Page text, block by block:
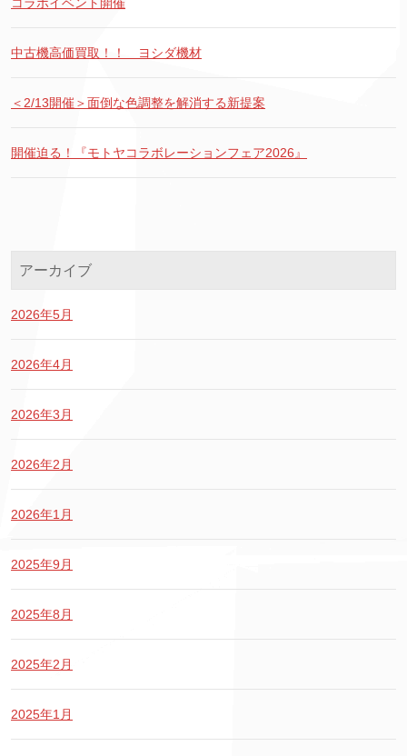
中古機高価買取！！ ヨシダ機材
＜2/13開催＞面倒な色調整を解消する新提案
開催迫る！『モトヤコラボレーションフェア2026』
アーカイブ
2026年5月
2026年4月
2026年3月
2026年2月
2026年1月
2025年9月
2025年8月
2025年2月
2025年1月